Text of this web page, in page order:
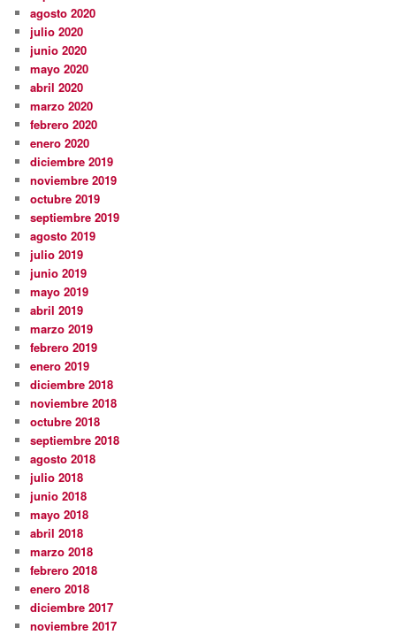
agosto 2020
julio 2020
junio 2020
mayo 2020
abril 2020
marzo 2020
febrero 2020
enero 2020
diciembre 2019
noviembre 2019
octubre 2019
septiembre 2019
agosto 2019
julio 2019
junio 2019
mayo 2019
abril 2019
marzo 2019
febrero 2019
enero 2019
diciembre 2018
noviembre 2018
octubre 2018
septiembre 2018
agosto 2018
julio 2018
junio 2018
mayo 2018
abril 2018
marzo 2018
febrero 2018
enero 2018
diciembre 2017
noviembre 2017